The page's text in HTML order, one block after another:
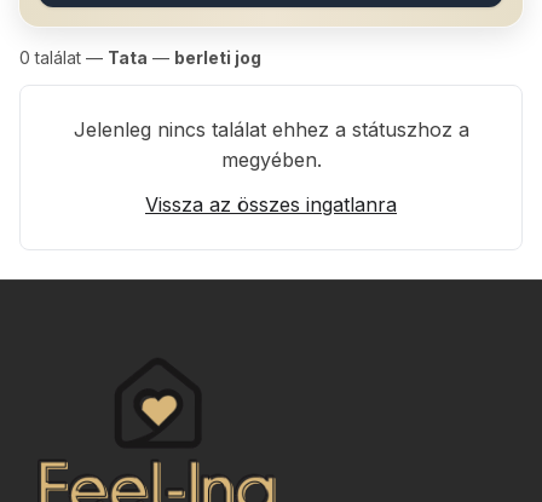
0 találat — Tata — berleti jog
Jelenleg nincs találat ehhez a státuszhoz a
megyében.
Vissza az összes ingatlanra